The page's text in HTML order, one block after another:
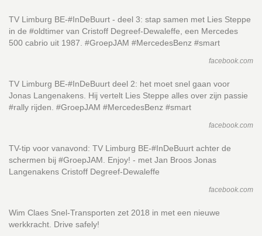
TV Limburg BE-#InDeBuurt - deel 3: stap samen met Lies Steppe
in de #oldtimer van Cristoff Degreef-Dewaleffe, een Mercedes
500 cabrio uit 1987. #GroepJAM #MercedesBenz #smart
facebook.com
TV Limburg BE-#InDeBuurt deel 2: het moet snel gaan voor
Jonas Langenakens. Hij vertelt Lies Steppe alles over zijn passie
#rally rijden. #GroepJAM #MercedesBenz #smart
facebook.com
TV-tip voor vanavond: TV Limburg BE-#InDeBuurt achter de
schermen bij #GroepJAM. Enjoy! - met Jan Broos Jonas
Langenakens Cristoff Degreef-Dewaleffe
facebook.com
Wim Claes Snel-Transporten zet 2018 in met een nieuwe
werkkracht. Drive safely!